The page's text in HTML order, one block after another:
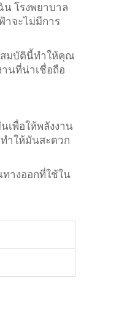
โรงพยาบาล
าจะไม่มีการ
สมบัตินี้ทําให้คุณ
านที่น่าเชื่อถือ
เพื่อให้พลังงาน
าให้มันสะดวก
ทางออกที่ใช้ใน